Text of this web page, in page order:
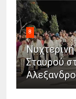
8
Νυχτερινή
Σταυρού